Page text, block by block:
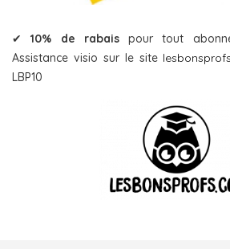
✔10% de rabaispour tout
Assistance visio sur le site
LBP10